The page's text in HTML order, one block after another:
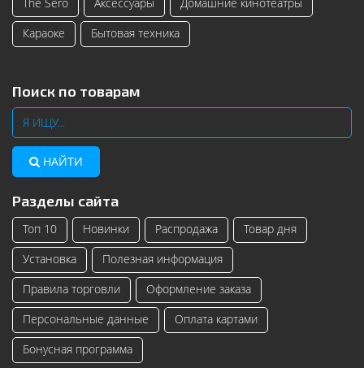
Караоке
Бытовая техника
Поиск по товарам
НАЙТИ
Разделы сайта
Топ 10 Новинки Распродажа
Товар дня
Установка
Полезная информация
Правила торговли
Оформление заказа
Персональные данные
Оплата картами
Бонусная программа